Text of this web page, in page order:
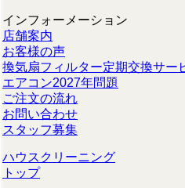
インフォーメーション
店舗案内
お客様の声
換気扇フィルター定期交換サー
エアコン2027年問題
ご注文の流れ
お問い合わせ
スタッフ募集
ハウスクリーニング
トップ